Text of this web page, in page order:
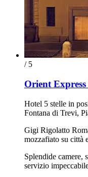
/ 5
Orient
Hotel 5 stelle in
Fontana di Trevi,
Gigi Rigolatto
mozzafiato su città
Splendide camere,
servizio